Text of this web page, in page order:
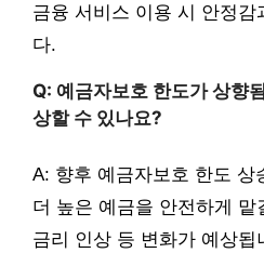
금융 서비스 이용 시 안정감
다.
Q: 예금자보호 한도가 상향
상할 수 있나요?
A: 향후 예금자보호 한도 상
더 높은 예금을 안전하게
금리 인상 등 변화가 예상됩